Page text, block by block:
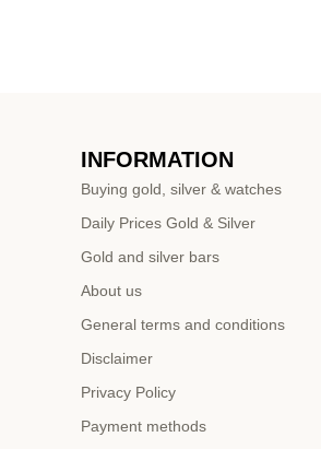
INFORMATION
Buying gold, silver & watches
Daily Prices Gold & Silver
Gold and silver bars
About us
General terms and conditions
Disclaimer
Privacy Policy
Payment methods